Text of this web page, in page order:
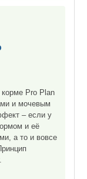
Pro Plan
и мочевым
– если у
и её
а то и вовсе